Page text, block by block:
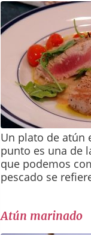
Un plato de atún
punto es una de
que podemos
pescado se
Atún marinado